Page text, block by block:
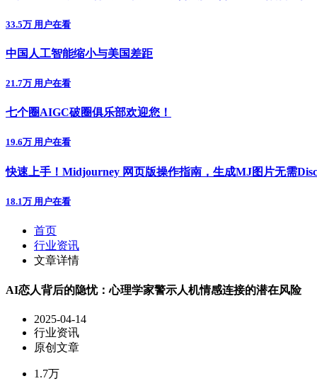
33.5万 用户在看
中国人工智能缩小与美国差距
21.7万 用户在看
七个圈AIGC破圈俱乐部欢迎您！
19.6万 用户在看
快速上手！Midjourney 网页版操作指南，生成MJ图片无需
18.1万 用户在看
首页
行业资讯
文章详情
AI恋人背后的隐忧：心理学家警示人机情感连接的潜在风险
2025-04-14
行业资讯
原创文章
1.7万